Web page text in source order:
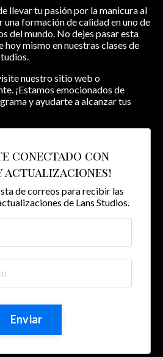
llevar tu pasión por la manicura al
formación de calidad en uno de
del mundo. No dejes pasar esta
mismo en nuestras clases de
nuestro sitio web o
¡Estamos emocionados de
y ayudarte a alcanzar tus
conectado con
actualizaciones!
de correos para recibir las
de Lans Studios.
Enviar